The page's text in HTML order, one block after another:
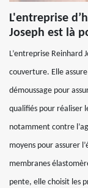
L'entreprise
Joseph est là
L’entreprise Reinhard
couverture. Elle
démoussage pour
qualifiés pour réaliser
notamment contre
moyens pour assurer
membranes
pente, elle choisit les